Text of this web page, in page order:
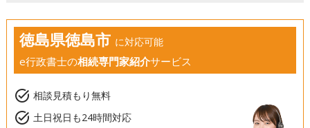
徳島県徳島市 に対応可能
e行政書士の相続専門家紹介サービス
task_alt 相談見積もり無料
task_alt 土日祝日も24時間対応